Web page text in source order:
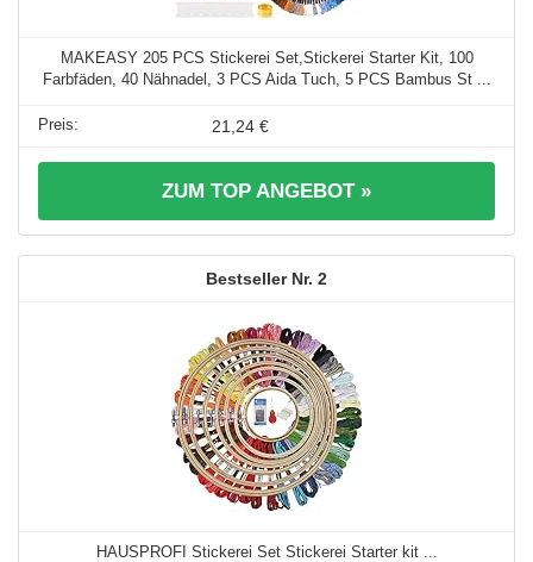
MAKEASY 205 PCS Stickerei Set,Stickerei Starter Kit, 100
Farbfäden, 40 Nähnadel, 3 PCS Aida Tuch, 5 PCS Bambus St ...
21,24 €
ZUM TOP ANGEBOT »
2
HAUSPROFI Stickerei Set Stickerei Starter kit ...